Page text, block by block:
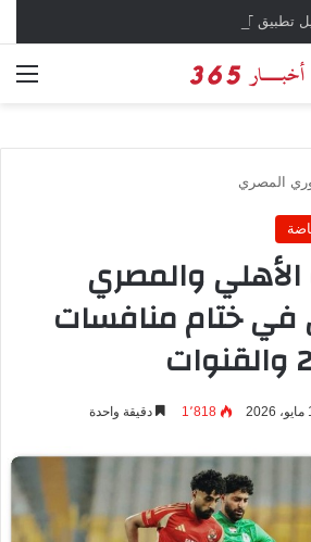
المصري
الأهلي والمصري
في ختام منافسات
1٬818 دقيقة واحدة